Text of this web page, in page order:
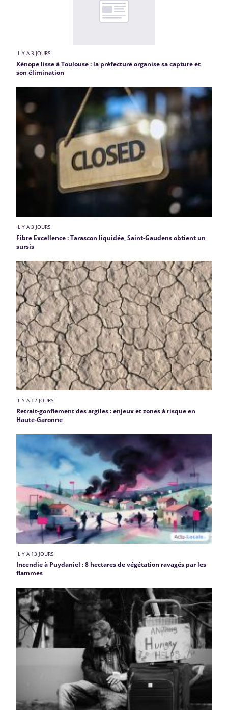
IL Y A 3 JOURS
Xénope lisse à Toulouse : la préfecture organise sa capture et
son élimination
IL Y A 3 JOURS
Fibre Excellence : Tarascon liquidée, Saint-Gaudens obtient un
sursis
IL Y A 12 JOURS
Retrait-gonflement des argiles : enjeux et zones à risque en
Haute-Garonne
IL Y A 13 JOURS
Incendie à Puydaniel : 8 hectares de végétation ravagés par les
flammes